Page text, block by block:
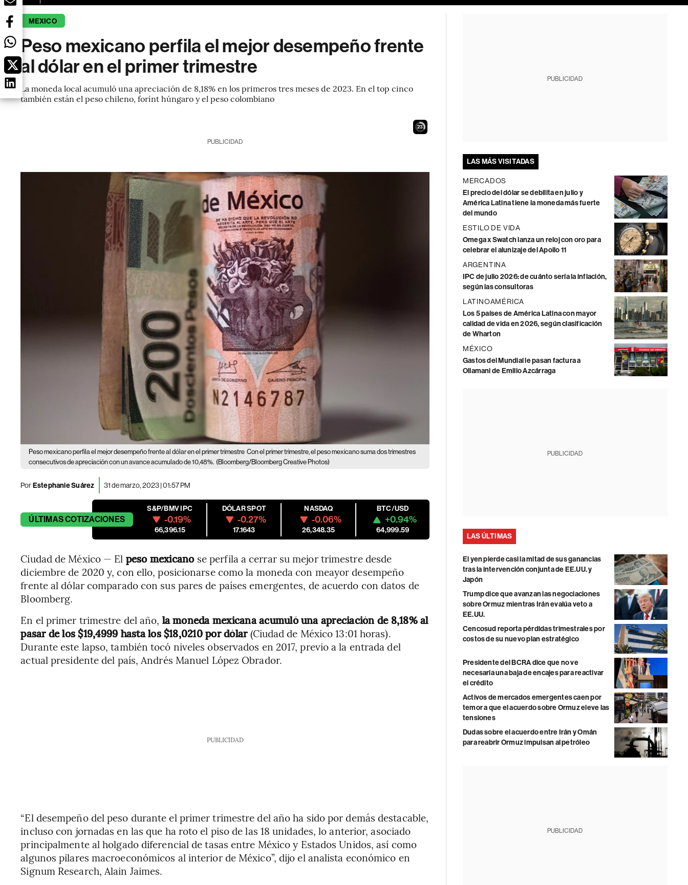
MEXICO
Peso mexicano perfila el mejor desempeño frente
al dólar en el primer trimestre
La moneda local acumuló una apreciación de 8,18% en los primeros tres meses de 2023. En el top cinco
también están el peso chileno, forínt húngaro y el peso colombiano
22
PUBLICIDAD
Peso mexicano perfila el mejor desempeño frente al dólar en el primer trimestre Con el primer trimestre, el peso mexicano suma dos trimestres
consecutivos de apreciación con un avance acumulado de 10,48%. (Bloomberg/Bloomberg Creative Photos)
PorEstephanie Suárez 31 de marzo, 2023 | 01:57 PM
ÚLTIMASCOTIZACIONES
S&P/BMV IPC
-0.19%
66,396.15
DÓLAR SPOT
-0.27%
17.1643
NASDAQ
-0.06%
26,348.35
BTC/USD
+0.94%
64,999.59
Ciudad de México — El peso mexicano se perfila a cerrar su mejor trimestre desde
diciembre de 2020 y, con ello, posicionarse como la moneda con meayor desempeño
frente al dólar comparado con sus pares de países emergentes, de acuerdo con datos de
Bloomberg.
En el primer trimestre del año, la moneda mexicana acumuló una apreciación de 8,18% al
pasar de los $19,4999 hasta los $18,0210 por dólar(Ciudad de México 13:01 horas).
Durante este lapso, también tocó niveles observados en 2017, previo a la entrada del
actual presidente del país, Andrés Manuel López Obrador.
PUBLICIDAD
“El desempeño del peso durante el primer trimestre del año ha sido por demás destacable,
incluso con jornadas en las que ha roto el piso de las 18 unidades, lo anterior, asociado
principalmente al holgado diferencial de tasas entre México y Estados Unidos, así como
algunos pilares macroeconómicos al interior de México”, dijo el analista económico en
Signum Research, Alain Jaimes.
PUBLICIDAD
LAS MÁS VISITADAS
MERCADOS
El precio del dólar se debilita en julio y
América Latina tiene la moneda más fuerte
del mundo
ESTILO DE VIDA
Omega x Swatch lanza un reloj con oro para
celebrar el alunizaje del Apollo 11
ARGENTINA
IPC de julio 2026: de cuánto sería la inflación,
según las consultoras
LATINOAMÉRICA
Los 5 países de América Latina con mayor
calidad de vida en 2026, según clasificación
de Wharton
MÉXICO
Gastos del Mundial le pasan factura a
Ollamani de Emilio Azcárraga
PUBLICIDAD
LAS ÚLTIMAS
El yen pierde casi la mitad de sus ganancias
tras la intervención conjunta de EE.UU. y
Japón
Trump dice que avanzan las negociaciones
sobre Ormuz mientras Irán evalúa veto a
EE.UU.
Cencosud reporta pérdidas trimestrales por
costos de su nuevo plan estratégico
Presidente del BCRA dice que no ve
necesaria una baja de encajes para reactivar
el crédito
Activos de mercados emergentes caen por
temor a que el acuerdo sobre Ormuz eleve las
tensiones
Dudas sobre el acuerdo entre Irán y Omán
para reabrir Ormuz impulsan al petróleo
PUBLICIDAD